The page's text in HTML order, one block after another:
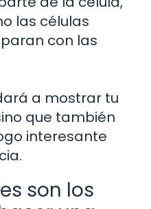
las células
con las
a mostrar tu
que también
interesante
son los